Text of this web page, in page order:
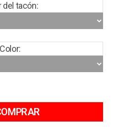
del tacón:
Color: